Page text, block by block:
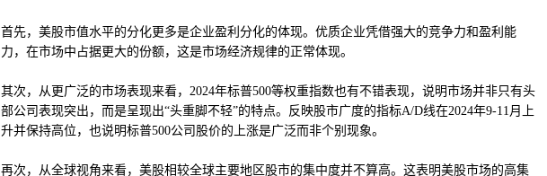
首先，美股市值水平的分化更多是企业盈利分化的体现。优质企业凭借强大的竞争力和盈利能
力，在市场中占据更大的份额，这是市场经济规律的正常体现。
其次，从更广泛的市场表现来看，2024年标普500等权重指数也有不错表现，说明市场并非只有头
部公司表现突出，而是呈现出“头重脚不轻”的特点。反映股市广度的指标A/D线在2024年9-11月上
升并保持高位，也说明标普500公司股价的上涨是广泛而非个别现象。
再次，从全球视角来看，美股相较全球主要地区股市的集中度并不算高。这表明美股市场的高集